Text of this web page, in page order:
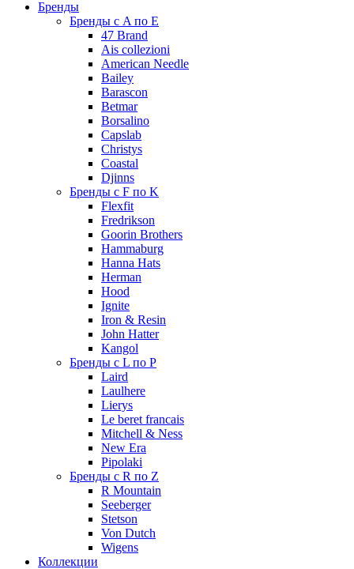
Бренды
Бренды с A по E
47 Brand
Ais collezioni
American Needle
Bailey
Barascon
Betmar
Borsalino
Capslab
Christys
Coastal
Djinns
Бренды с F по K
Flexfit
Fredrikson
Goorin Brothers
Hammaburg
Hanna Hats
Herman
Hood
Ignite
Iron & Resin
John Hatter
Kangol
Бренды с L по P
Laird
Laulhere
Lierys
Le beret francais
Mitchell & Ness
New Era
Pipolaki
Бренды с R по Z
R Mountain
Seeberger
Stetson
Von Dutch
Wigens
Коллекции